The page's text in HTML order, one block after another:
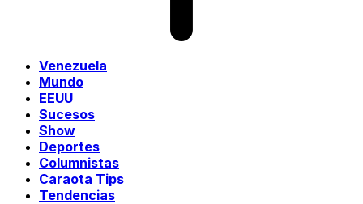
Venezuela
Mundo
EEUU
Sucesos
Show
Deportes
Columnistas
Caraota Tips
Tendencias